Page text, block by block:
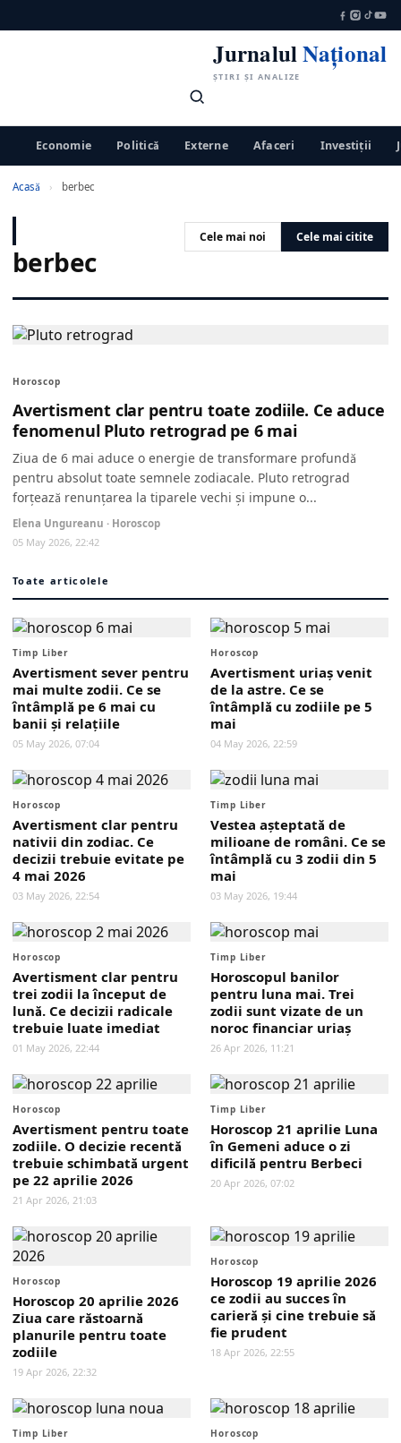
JurnalulNațional
ȘTIRI ȘI ANALIZE
Economie Politică Externe Afaceri Investiții
Acasă › berbec
berbec
Cele mai noi Cele mai citite
Horoscop
Avertisment clar pentru toate zodiile. Ce aduce
fenomenul Pluto retrograd pe 6 mai
Ziua de 6 mai aduce o energie de transformare profundă
pentru absolut toate semnele zodiacale. Pluto retrograd
forțează renunțarea la tiparele vechi și impune o...
Elena Ungureanu · Horoscop
05 May 2026, 22:42
Toate articolele
Timp Liber
Avertisment sever pentru
mai multe zodii. Ce se
întâmplă pe 6 mai cu
banii și relațiile
05 May 2026, 07:04
Horoscop
Avertisment uriaș venit
de la astre. Ce se
întâmplă cu zodiile pe 5
mai
04 May 2026, 22:59
Horoscop
Avertisment clar pentru
nativii din zodiac. Ce
decizii trebuie evitate pe
4 mai 2026
03 May 2026, 22:54
Timp Liber
Vestea așteptată de
milioane de români. Ce se
întâmplă cu 3 zodii din 5
mai
03 May 2026, 19:44
Horoscop
Avertisment clar pentru
trei zodii la început de
lună. Ce decizii radicale
trebuie luate imediat
01 May 2026, 22:44
Timp Liber
Horoscopul banilor
pentru luna mai. Trei
zodii sunt vizate de un
noroc financiar uriaș
26 Apr 2026, 11:21
Horoscop
Avertisment pentru toate
zodiile. O decizie recentă
trebuie schimbată urgent
pe 22 aprilie 2026
21 Apr 2026, 21:03
Timp Liber
Horoscop 21 aprilie Luna
în Gemeni aduce o zi
dificilă pentru Berbeci
20 Apr 2026, 07:02
Horoscop
Horoscop 20 aprilie 2026
Ziua care răstoarnă
planurile pentru toate
zodiile
19 Apr 2026, 22:32
Horoscop
Horoscop 19 aprilie 2026
ce zodii au succes în
carieră și cine trebuie să
fie prudent
18 Apr 2026, 22:55
Timp Liber Horoscop